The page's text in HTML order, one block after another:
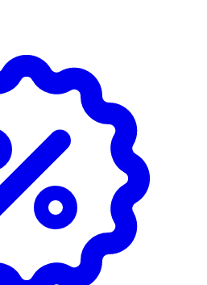
POLYURETHANE 5% PADDING: